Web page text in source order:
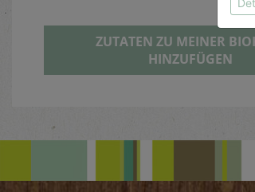
ZUTATEN ZU MEINER
HINZUFÜGEN